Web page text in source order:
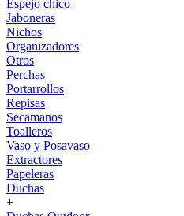
Espejo chico
Jaboneras
Nichos
Organizadores
Otros
Perchas
Portarrollos
Repisas
Secamanos
Toalleros
Vaso y Posavaso
Extractores
Papeleras
Duchas
+